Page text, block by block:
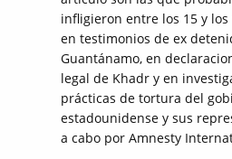
infligieron entre los 15 y los
en testimonios de ex
Guantánamo, en
legal de Khadr y en
prácticas de tortura del
estadounidense y sus
a cabo por Amnesty